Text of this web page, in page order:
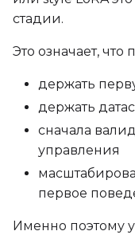
стадии.
Это означает, что
держать
держать
сначала
управления
первое
Именно поэтому